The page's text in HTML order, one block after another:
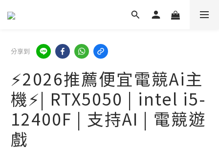
分享到
⚡2026推薦便宜電競Ai主
機⚡| RTX5050 | intel i5-
12400F | 支持AI | 電競遊
戲